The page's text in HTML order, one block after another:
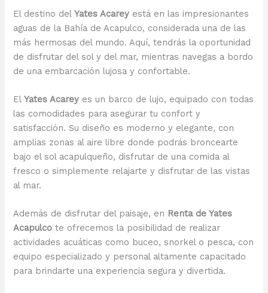
El destino delYates Acarey está en las impresionantes
aguas de la Bahía de Acapulco, considerada una de las
más hermosas del mundo. Aquí, tendrás la oportunidad
de disfrutar del sol y del mar, mientras navegas a bordo
de una embarcación lujosa y confortable.
ElYates Acarey es un barco de lujo, equipado con todas
las comodidades para asegurar tu confort y
satisfacción. Su diseño es moderno y elegante, con
amplias zonas al aire libre donde podrás broncearte
bajo el sol acapulqueño, disfrutar de una comida al
fresco o simplemente relajarte y disfrutar de las vistas
al mar.
Además de disfrutar del paisaje, en Renta de Yates
Acapulco te ofrecemos la posibilidad de realizar
actividades acuáticas como buceo, snorkel o pesca, con
equipo especializado y personal altamente capacitado
para brindarte una experiencia segura y divertida.